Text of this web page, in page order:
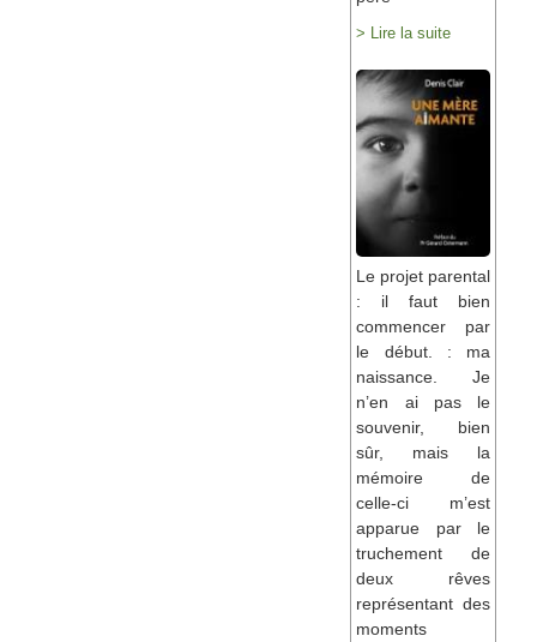
> Lire la suite
Le projet parental
: il faut bien
commencer par
le début. : ma
naissance. Je
n’en ai pas le
souvenir, bien
sûr, mais la
mémoire de
celle-ci m’est
apparue par le
truchement de
deux rêves
représentant des
moments